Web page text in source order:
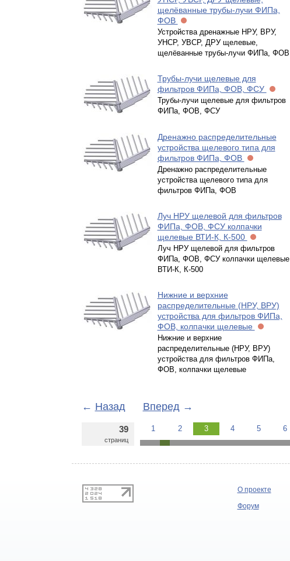
щелёванные трубы-лучи ФИПа,
ФОВ
Устройства дренажные НРУ, ВРУ,
УНСР, УВСР, ДРУ щелевые,
щелёванные трубы-лучи ФИПа, ФОВ
Трубы-лучи щелевые для
фильтров ФИПа, ФОВ, ФСУ
Трубы-лучи щелевые для фильтров
ФИПа, ФОВ, ФСУ
Дренажно распределительные
устройства щелевого типа для
фильтров ФИПа, ФОВ
Дренажно распределительные
устройства щелевого типа для
фильтров ФИПа, ФОВ
Луч НРУ щелевой для фильтров
ФИПа, ФОВ, ФСУ колпачки
щелевые ВТИ-К, К-500
Луч НРУ щелевой для фильтров
ФИПа, ФОВ, ФСУ колпачки щелевые
ВТИ-К, К-500
Нижние и верхние
распределительные (НРУ, ВРУ)
устройства для фильтров ФИПа,
ФОВ, колпачки щелевые
Нижние и верхние
распределительные (НРУ, ВРУ)
устройства для фильтров ФИПа,
ФОВ, колпачки щелевые
← Назад Вперед→
39
страниц
1 2 3 4 5 6
О проекте
Форум